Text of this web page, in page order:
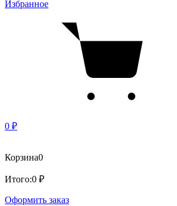
Избранное
0 ₽
Корзина0
Итого:0 ₽
Оформить заказ